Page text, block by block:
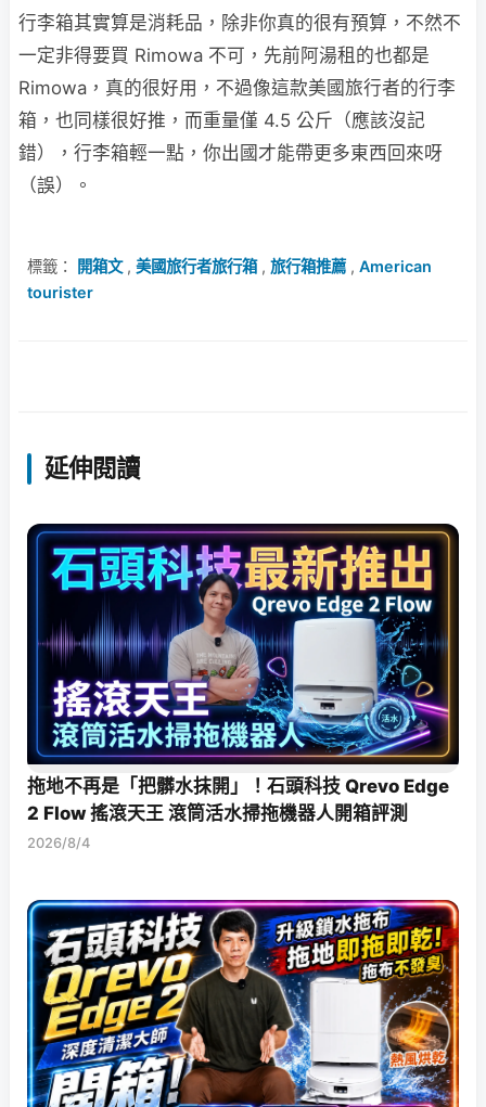
行李箱其實算是消耗品，除非你真的很有預算，不然不
一定非得要買 Rimowa 不可，先前阿湯租的也都是
Rimowa，真的很好用，不過像這款美國旅行者的行李
箱，也同樣很好推，而重量僅 4.5 公斤（應該沒記
錯），行李箱輕一點，你出國才能帶更多東西回來呀
（誤）。
標籤： 開箱文, 美國旅行者旅行箱, 旅行箱推薦, American
tourister
延伸閱讀
拖地不再是「把髒水抹開」！石頭科技 Qrevo Edge
2 Flow 搖滾天王 滾筒活水掃拖機器人開箱評測
2026/8/4